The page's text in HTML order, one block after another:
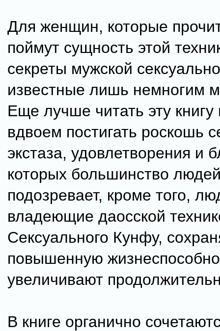
Для женщин, которые
поймут сущность этой
секреты мужской
известные лишь немногим
Еще лучше читать эту
вдвоем постигать роскошь
экстаза, удовлетворения и
которых большинство
подозревает, кроме того,
владеющие даосской
Сексуального Кунфу,
повышенную
увеличивают
В книге органично